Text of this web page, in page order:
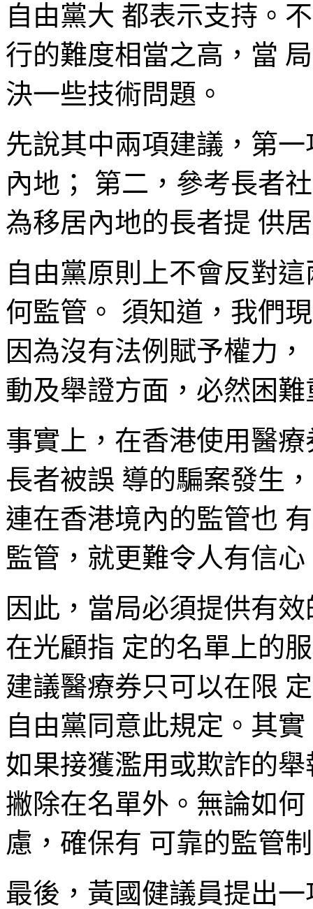
自由黨大 都表示支持。
行的難度相當之高，當
決一些技術問題。
先說其中兩項建議，第
內地； 第二，參考長者
為移居內地的長者提 供
自由黨原則上不會反對
何監管。 須知道，我們
因為沒有法例賦予權力
動及舉證方面，必然困難
事實上，在香港使用醫
長者被誤 導的騙案發生
連在香港境內的監管也
監管，就更難令人有信心
因此，當局必須提供有
在光顧指 定的名單上的
建議醫療券只可以在限
自由黨同意此規定。其
如果接獲濫用或欺詐的
撇除在名單外。無論如
慮，確保有 可靠的監管
最後，黃國健議員提出